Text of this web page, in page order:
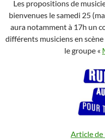
Les propositions de
bienvenues le samedi 25
aura notamment à 17h un
différents musiciens en
le groupe «
Article de